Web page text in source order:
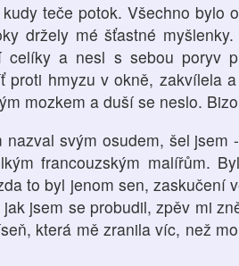
teče potok. Všechno bylo
držely mé šťastné
celíky a nesl s sebou poryv
proti hmyzu v okně, zakvílela
mozkem a duší se neslo.
nazval svým osudem, šel
francouzským malířům.
to byl jenom sen, zaskučení
jsem se probudil, zpěv mi
která mě zranila víc, než